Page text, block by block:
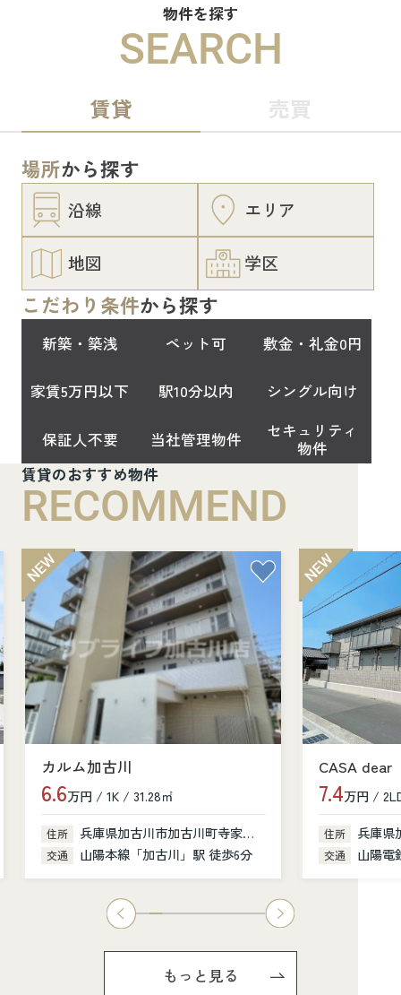
物件を探す
SEARCH
賃貸 売買
場所から探す
沿線 エリア
地図 学区
こだわり条件から探す
新築・築浅 ペット可 敷金・礼金0円
家賃5万円以下 駅10分以内 シングル向け
保証人不要 当社管理物件
セキュリティ
物件
賃貸のおすすめ物件
RECOMMEND
カルム加古川
6.6万円 / 1K / 31.28㎡
住所 兵庫県加古川市加古川町寺家町379-1
交通 山陽本線「加古川」駅 徒歩6分
CASA dear
7.4万円 /
住所 兵庫県
交通 山陽電
もっと見る